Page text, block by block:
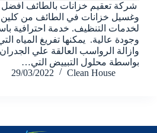
شركة تعقيم خزانات بالطائف افضل
وغسيل خزانات في الطائف من
لخدمات التنظيف. خدمة احترافية
وجودة عالية. يمكنها تفريغ المياه
وازالة الرواسب العالقة علي الجدران
بواسطة محلول التبييض التي…
Clean House
29/03/2022